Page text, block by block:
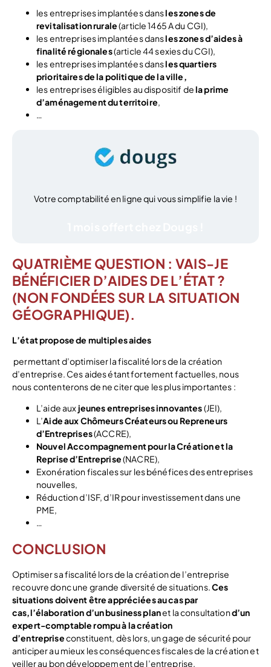
les entreprises implantées dansles zones de
revitalisation rurale(article 1465 A du CGI),
les entreprises implantées dansles zones d’aides à
finalité régionales(article 44 sexies du CGI),
les entreprises implantées dansles quartiers
prioritaires de la politique de la ville,
les entreprises éligibles au dispositif dela prime
d’aménagement du territoire,
…
Votre comptabilité en ligne qui vous simplifie la vie !
QUATRIÈME QUESTION : VAIS-JE
BÉNÉFICIER D’AIDES DE L’ÉTAT ?
(NON FONDÉES SUR LA SITUATION
GÉOGRAPHIQUE).
L’état propose de multiples aides
permettant d’optimiser la fiscalité lors de la création
d’entreprise. Ces aides étant fortement factuelles, nous
nous contenterons de ne citer que les plus importantes :
L’aide auxjeunes entreprises innovantes(JEI),
L’Aide aux Chômeurs Créateurs ou Repreneurs
d’Entreprises(ACCRE),
Nouvel Accompagnement pour la Création et la
Reprise d’Entreprise(NACRE),
Exonération fiscales sur les bénéfices des entreprises
nouvelles,
Réduction d’ISF, d’IR pour investissement dans une
PME,
…
CONCLUSION
Optimiser sa fiscalité lors de la création de l’entreprise
recouvre donc une grande diversité de situations.Ces
situations doivent être appréciées au cas par
cas,l’élaboration d’un business planet la consultationd’un
expert-comptable rompu à la création
d’entrepriseconstituent, dès lors, un gage de sécurité pour
anticiper au mieux les conséquences fiscales de la création et
veiller au bon développement de l’entreprise.